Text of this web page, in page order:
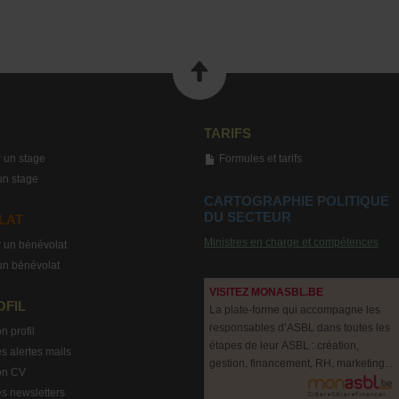
un stage
stage
un bénévolat
bénévolat
profil
alertes mails
CV
newsletters
TARIFS
Formules et tarifs
CARTOGRAPHIE POLITIQUE
DU SECTEUR
Ministres en charge et compétences
VISITEZ MONASBL.BE
La plate-forme qui accompagne les
responsables d’ASBL dans toutes les
étapes de leur ASBL : création,
gestion, financement, RH, marketing...